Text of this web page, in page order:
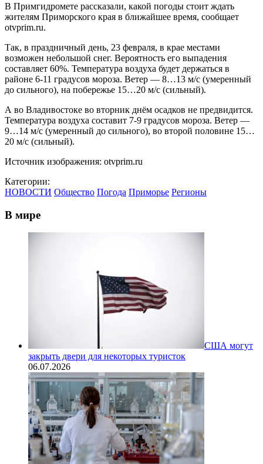
В Примгидромете рассказали, какой погоды стоит ждать
жителям Приморского края в ближайшее время, сообщает
otvprim.ru.
Так, в праздничный день, 23 февраля, в крае местами
возможен небольшой снег. Вероятность его выпадения
составляет 60%. Температура воздуха будет держаться в
районе 6-11 градусов мороза. Ветер — 8…13 м/с (умеренный
до сильного), на побережье 15…20 м/с (сильный).
А во Владивостоке во вторник днём осадков не предвидится.
Температура воздуха составит 7-9 градусов мороза. Ветер —
9…14 м/с (умеренный до сильного), во второй половине 15…
20 м/с (сильный).
Источник изображения: otvprim.ru
Категории:
НОВОСТИ Общество Погода Приморье Регионы
В мире
США могут
закрыть двери для некоторых туристок
06.07.2026